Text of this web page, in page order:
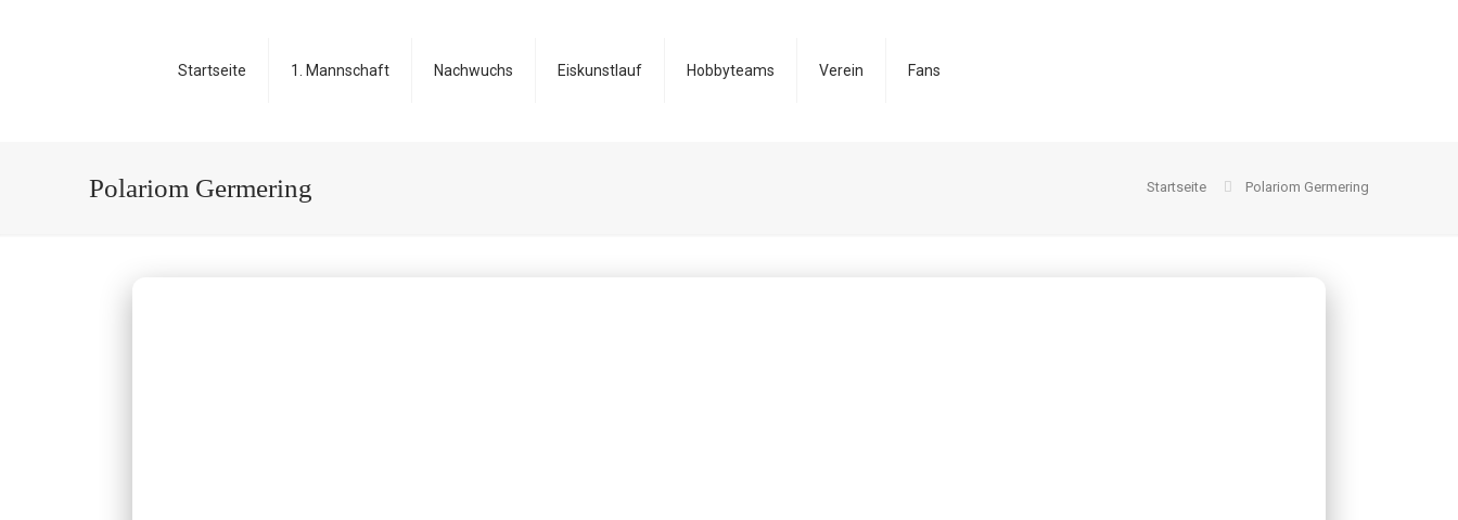
Startseite 1. Mannschaft Nachwuchs Eiskunstlauf Hobbyteams Verein Fans
Polariom Germering Startseite Polariom Germering